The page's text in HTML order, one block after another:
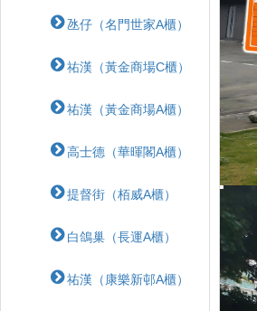
氹仔（名門世家A櫃）
祐漢（黃金商場C櫃）
祐漢（黃金商場A櫃）
高士德（華暉閣A櫃）
提督街（栢威A櫃）
白鴿巢（長運A櫃）
祐漢（康樂新邨A櫃）